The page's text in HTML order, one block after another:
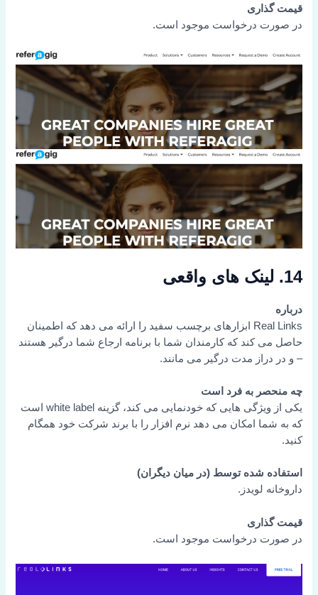
قیمت گذاری
در صورت درخواست موجود است.
14. لینک های واقعی
درباره
Real Links ابزارهای برچسب سفید را ارائه می دهد که اطمینان
حاصل می کند که کارمندان شما با برنامه ارجاع شما درگیر هستند
– و در دراز مدت درگیر می مانند.
چه منحصر به فرد است
یکی از ویژگی هایی که خودنمایی می کند، گزینه white label است
که به شما امکان می دهد نرم افزار را با برند شرکت خود همگام
کنید.
استفاده شده توسط (در میان دیگران)
داروخانه لویدز.
قیمت گذاری
در صورت درخواست موجود است.